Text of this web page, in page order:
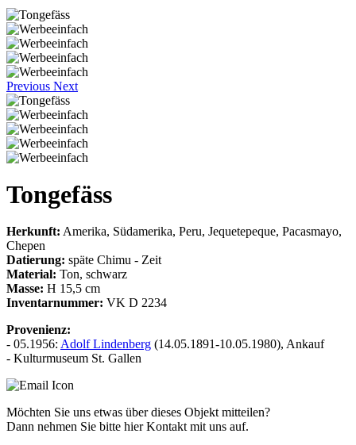
Previous Next
Tongefäss
Herkunft: Amerika, Südamerika, Peru, Jequetepeque, Pacasmayo,
Chepen
Datierung: späte Chimu - Zeit
Material: Ton, schwarz
Masse: H 15,5 cm
Inventarnummer: VK D 2234
Provenienz:
- 05.1956: Adolf Lindenberg (14.05.1891-10.05.1980), Ankauf
- Kulturmuseum St. Gallen
Möchten Sie uns etwas über dieses Objekt mitteilen?
Dann nehmen Sie bitte hier Kontakt mit uns auf.